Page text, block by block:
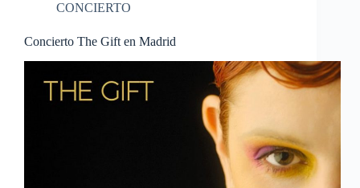
CONCIERTO
Concierto The Gift en Madrid